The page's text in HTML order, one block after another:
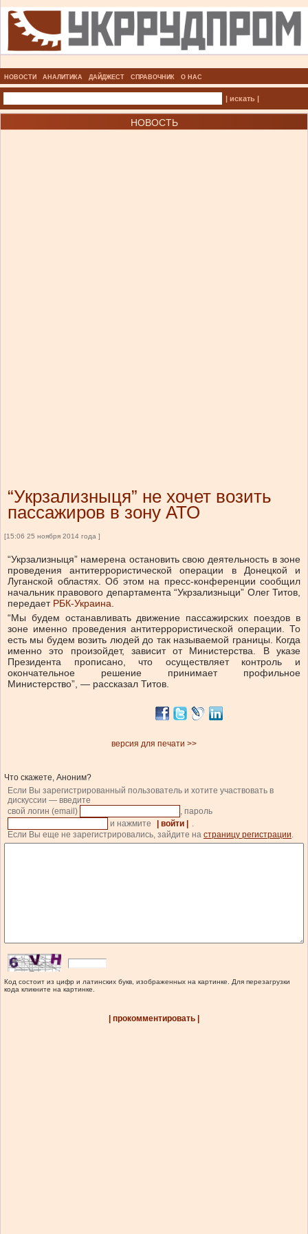
НОВОСТИ АНАЛИТИКА ДАЙДЖЕСТ СПРАВОЧНИК О НАС
| искать |
НОВОСТЬ
“Укрзализныця” не хочет возить
пассажиров в зону АТО
[15:06 25 ноября 2014 года ]
“Укрзализныця” намерена остановить свою деятельность в зоне
проведения антитеррористической операции в Донецкой и
Луганской областях. Об этом на пресс-конференции сообщил
начальник правового департамента “Укрзализныци” Олег Титов,
передает РБК-Украина.
“Мы будем останавливать движение пассажирских поездов в
зоне именно проведения антитеррористической операции. То
есть мы будем возить людей до так называемой границы. Когда
именно это произойдет, зависит от Министерства. В указе
Президента прописано, что осуществляет контроль и
окончательное решение принимает профильное
Министерство”, — рассказал Титов.
версия для печати >>
Что скажете, Аноним?
Если Вы зарегистрированный пользователь и хотите участвовать в
дискуссии — введите
свой логин (email)
, пароль
и нажмите
| войти |
.
Если Вы еще не зарегистрировались, зайдите на страницу регистрации.
Код состоит из цифр и латинских букв, изображенных на картинке. Для перезагрузки
кода кликните на картинке.
| прокомментировать |